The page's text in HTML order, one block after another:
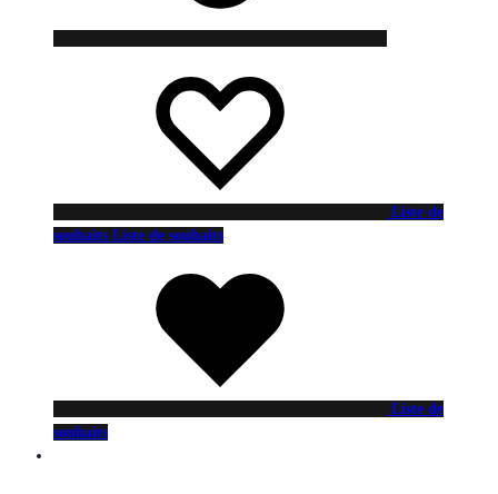
Liste de
souhaits Liste de souhaits
Liste de
souhaits